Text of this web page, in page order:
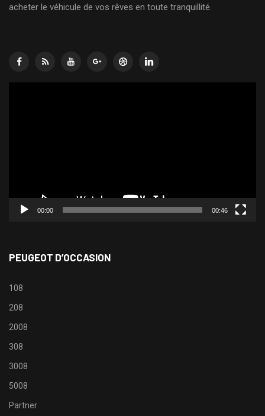
acheter le véhicule de vos rêves en toute tranquillité.
00:00 00:46
PEUGEOT D’OCCASION
108
208
2008
308
3008
5008
Partner